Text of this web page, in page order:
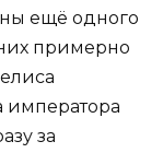
ещё одного
примерно
императора
за